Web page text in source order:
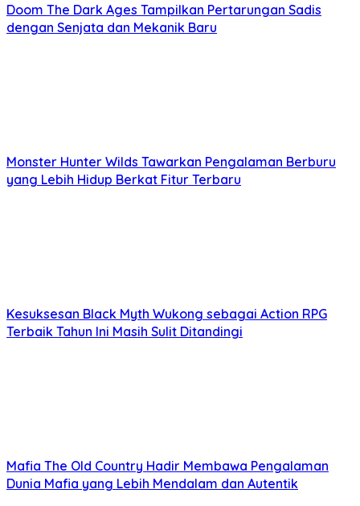
Doom The Dark Ages Tampilkan Pertarungan Sadis
dengan Senjata dan Mekanik Baru
Monster Hunter Wilds Tawarkan Pengalaman Berburu
yang Lebih Hidup Berkat Fitur Terbaru
Kesuksesan Black Myth Wukong sebagai Action RPG
Terbaik Tahun Ini Masih Sulit Ditandingi
Mafia The Old Country Hadir Membawa Pengalaman
Dunia Mafia yang Lebih Mendalam dan Autentik